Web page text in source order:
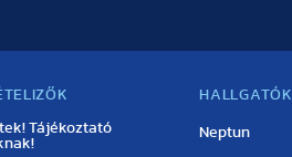
Tájékoztató
HALLGATÓK
Neptun